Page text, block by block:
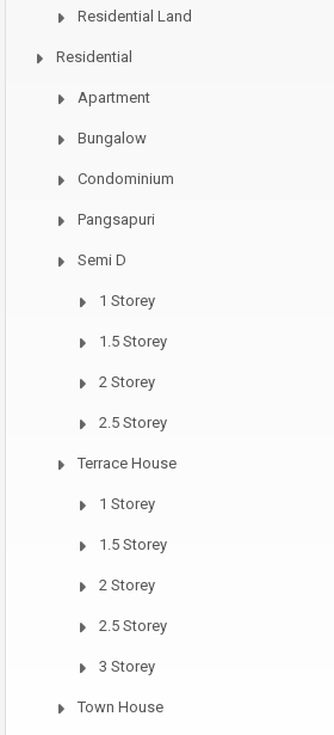
Residential Land
Residential
Apartment
Bungalow
Condominium
Pangsapuri
Semi D
1 Storey
1.5 Storey
2 Storey
2.5 Storey
Terrace House
1 Storey
1.5 Storey
2 Storey
2.5 Storey
3 Storey
Town House